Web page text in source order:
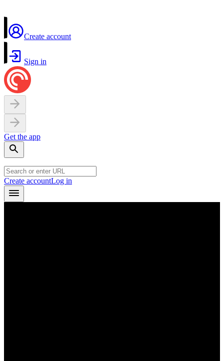
Create account
Sign in
Get the app
Create accountLog in